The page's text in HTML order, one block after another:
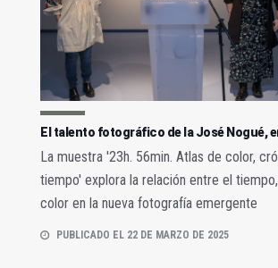
El talento fotográfico de la José Nogué,
La muestra '23h. 56min. Atlas de color,
tiempo' explora la relación entre el
color en la nueva fotografía emergente
PUBLICADO EL 22 DE MARZO DE 2025